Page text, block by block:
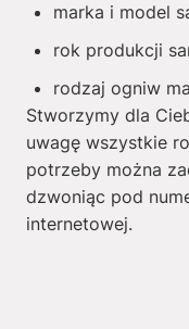
marka i model
rok produkcji
rodzaj ogniw
Stworzymy dla
uwagę wszystkie
potrzeby można
dzwoniąc pod
internetowej.